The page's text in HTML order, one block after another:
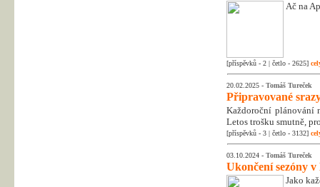
Ač na
[příspěvků - 2 | četlo - 2625]
20.02.2025 - Tomáš Tureček
Připravované
Každoroční plánování
Letos trošku smutně,
[příspěvků - 3 | četlo - 3132]
03.10.2024 - Tomáš Tureček
Ukončení sezóny v
Jako